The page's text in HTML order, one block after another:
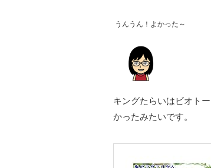
うんうん！よかった～
キングたらいはビオト
かったみたいです。